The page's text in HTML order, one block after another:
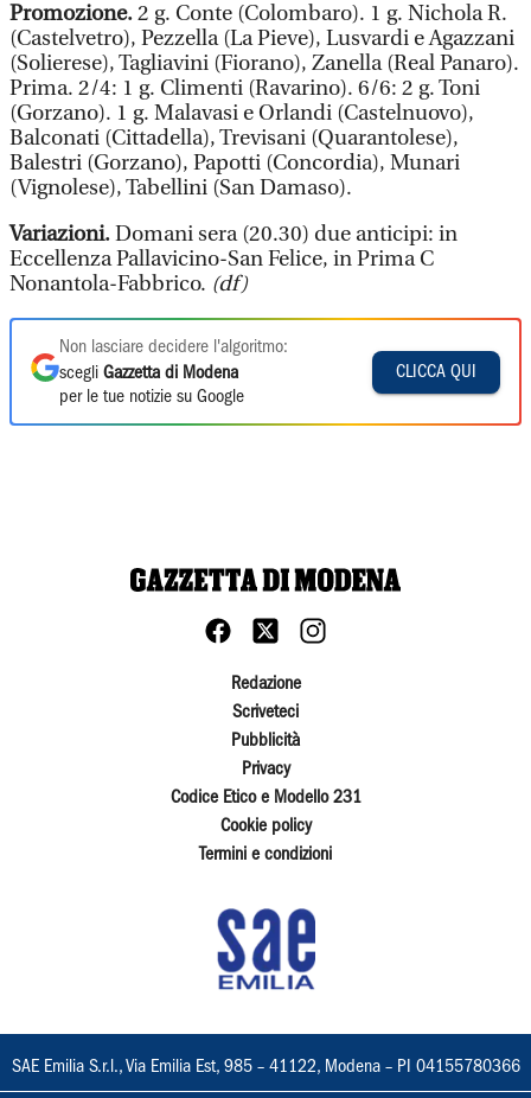
Promozione.2 g. Conte (Colombaro). 1 g. Nichola R.
(Castelvetro), Pezzella (La Pieve), Lusvardi e Agazzani
(Solierese), Tagliavini (Fiorano), Zanella (Real Panaro).
Prima. 2/4: 1 g. Climenti (Ravarino). 6/6: 2 g. Toni
(Gorzano). 1 g. Malavasi e Orlandi (Castelnuovo),
Balconati (Cittadella), Trevisani (Quarantolese),
Balestri (Gorzano), Papotti (Concordia), Munari
(Vignolese), Tabellini (San Damaso).
Variazioni.Domani sera (20.30) due anticipi: in
Eccellenza Pallavicino-San Felice, in Prima C
Nonantola-Fabbrico. (df)
Non lasciare decidere l'algoritmo:
scegli Gazzetta di Modena
per le tue notizie su Google
CLICCA QUI
Redazione
Scriveteci
Pubblicità
Privacy
Codice Etico e Modello 231
Cookie policy
Termini e condizioni
SAE Emilia S.r.l., Via Emilia Est, 985 – 41122, Modena – PI 04155780366